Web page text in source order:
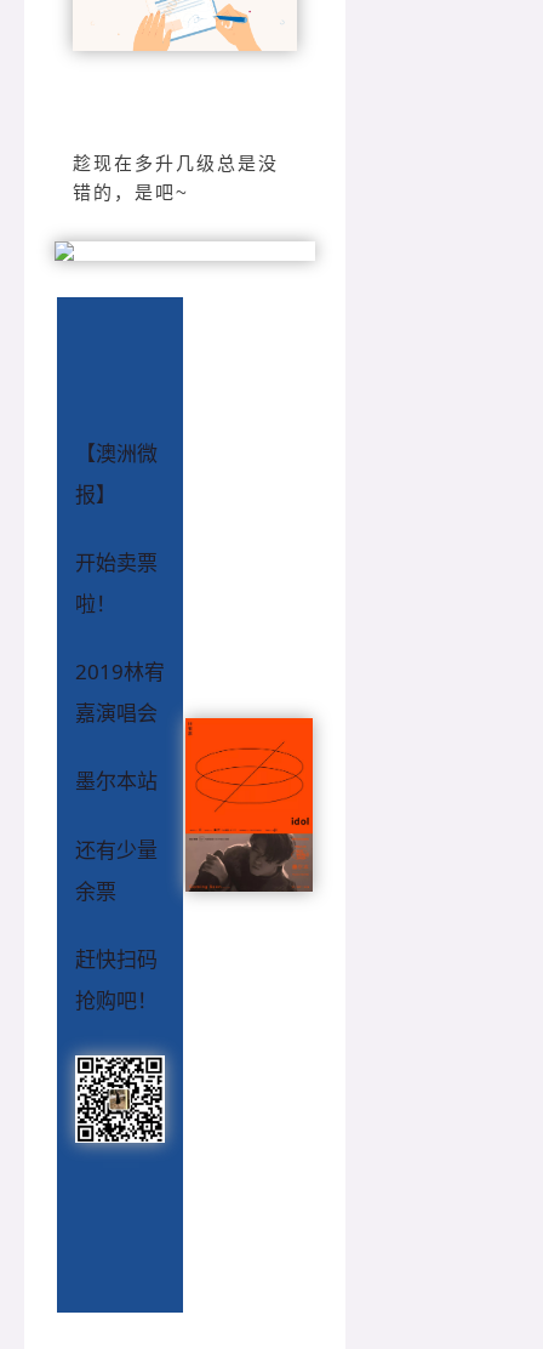
趁现在多升几级总是没
错的，是吧~
【澳洲微
报】
开始卖票
啦！
2019林宥
嘉演唱会
墨尔本站
还有少量
余票
赶快扫码
抢购吧！